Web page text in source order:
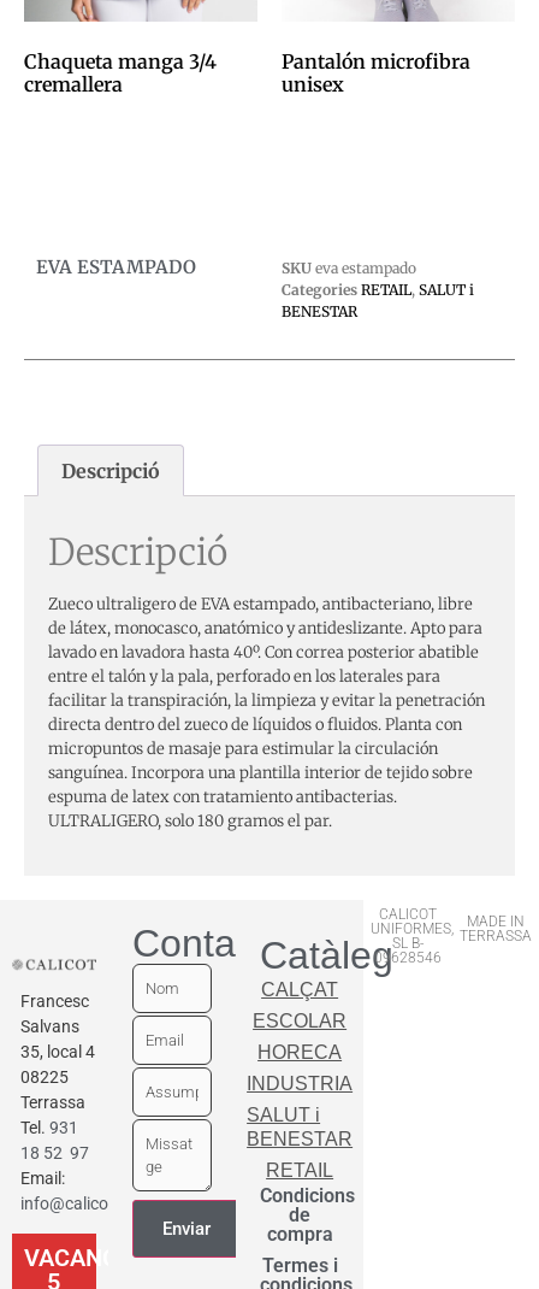
Chaqueta manga 3/4
cremallera
Pantalón microfibra
unisex
EVA ESTAMPADO SKU eva estampado
Categories RETAIL, SALUT i
BENESTAR
Descripció
Descripció
Zueco ultraligero de EVA estampado, antibacteriano, libre
de látex, monocasco, anatómico y antideslizante. Apto para
lavado en lavadora hasta 40º. Con correa posterior abatible
entre el talón y la pala, perforado en los laterales para
facilitar la transpiración, la limpieza y evitar la penetración
directa dentro del zueco de líquidos o fluidos. Planta con
micropuntos de masaje para estimular la circulación
sanguínea. Incorpora una plantilla interior de tejido sobre
espuma de latex con tratamiento antibacterias.
ULTRALIGERO, solo 180 gramos el par.
Francesc
Salvans
35, local 4
08225
Terrassa
Tel. 931
18 52 97
Email:
info@calicot.cat
VACANCES
5
ContactarCatàleg
CALÇAT
ESCOLAR
HORECA
INDUSTRIA
SALUT i
BENESTAR
RETAIL
Condicions
de
compra
Termes i
CALICOT
UNIFORMES,
SL B-
09628546
MADE IN
TERRASSA